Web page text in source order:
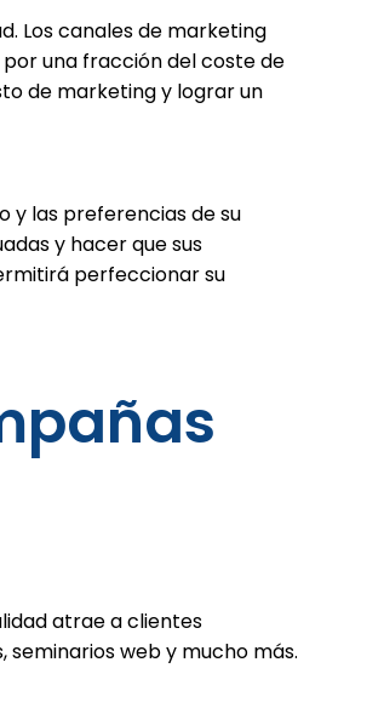
Los canales de marketing
una fracción del coste de
de marketing y lograr un
y las preferencias de su
y hacer que sus
perfeccionar su
atrae a clientes
web y mucho más.